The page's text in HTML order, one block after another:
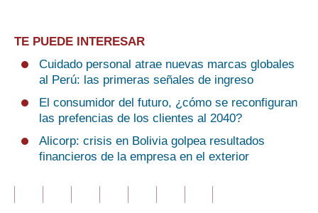
TE PUEDE INTERESAR
Cuidado personal atrae nuevas marcas globales
al Perú: las primeras señales de ingreso
El consumidor del futuro, ¿cómo se reconfiguran
las prefencias de los clientes al 2040?
Alicorp: crisis en Bolivia golpea resultados
financieros de la empresa en el exterior